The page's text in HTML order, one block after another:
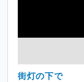
街灯の下で